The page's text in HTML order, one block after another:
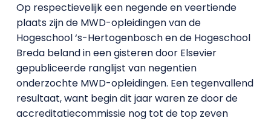
Op respectievelijk een negende en veertiende
plaats zijn de MWD-opleidingen van de
Hogeschool ‘s-Hertogenbosch en de Hogeschool
Breda beland in een gisteren door Elsevier
gepubliceerde ranglijst van negentien
onderzochte MWD-opleidingen. Een tegenvallend
resultaat, want begin dit jaar waren ze door de
accreditatiecommissie nog tot de top zeven